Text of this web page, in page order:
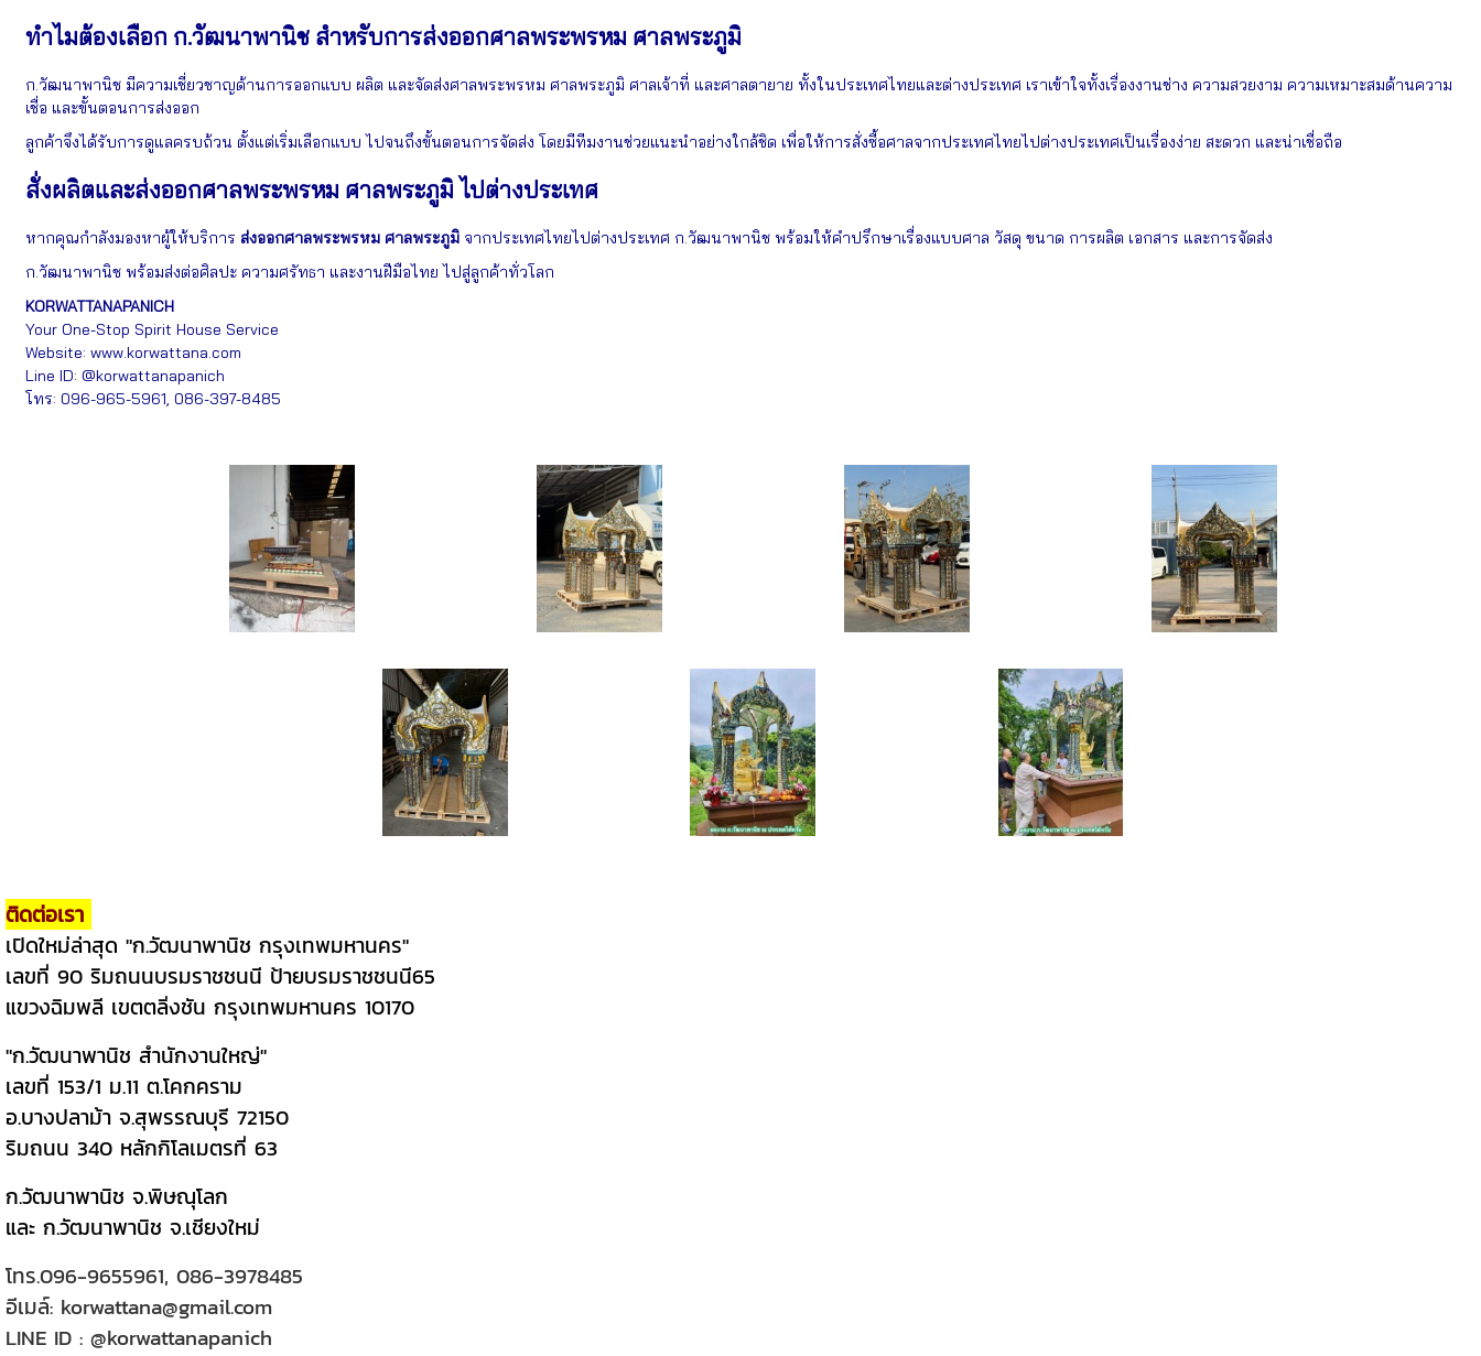
ทำไมต้องเลือก ก.วัฒนาพานิช สำหรับการส่งออกศาลพระพรหม ศาลพระภูมิ
ก.วัฒนาพานิช มีความเชี่ยวชาญด้านการออกแบบ ผลิต และจัดส่งศาลพระพรหม ศาลพระภูมิ ศาลเจ้าที่ และศาลตายาย ทั้งในประเทศไทยและต่างประเทศ เราเข้าใจทั้งเรื่องงานช่าง ความสวยงาม ความเหมาะสมด้านความ
เชื่อ และขั้นตอนการส่งออก
ลูกค้าจึงได้รับการดูแลครบถ้วน ตั้งแต่เริ่มเลือกแบบ ไปจนถึงขั้นตอนการจัดส่ง โดยมีทีมงานช่วยแนะนำอย่างใกล้ชิด เพื่อให้การสั่งซื้อศาลจากประเทศไทยไปต่างประเทศเป็นเรื่องง่าย สะดวก และน่าเชื่อถือ
สั่งผลิตและส่งออกศาลพระพรหม ศาลพระภูมิ ไปต่างประเทศ
หากคุณกำลังมองหาผู้ให้บริการ ส่งออกศาลพระพรหม ศาลพระภูมิ จากประเทศไทยไปต่างประเทศ ก.วัฒนาพานิช พร้อมให้คำปรึกษาเรื่องแบบศาล วัสดุ ขนาด การผลิต เอกสาร และการจัดส่ง
ก.วัฒนาพานิช พร้อมส่งต่อศิลปะ ความศรัทธา และงานฝีมือไทย ไปสู่ลูกค้าทั่วโลก
KORWATTANAPANICH
Your One-Stop Spirit House Service
Website:www.korwattana.com
Line ID: @korwattanapanich
โทร: 096-965-5961, 086-397-8485
ติดต่อเรา
เปิดใหม่ล่าสุด "ก.วัฒนาพานิช กรุงเทพมหานคร"
เลขที่ 90 ริมถนนบรมราชชนนี ป้ายบรมราชชนนี65
แขวงฉิมพลี เขตตลิ่งชัน กรุงเทพมหานคร 10170
"ก.วัฒนาพานิช สำนักงานใหญ่"
เลขที่ 153/1 ม.11 ต.โคกคราม
อ.บางปลาม้า จ.สุพรรณบุรี 72150
ริมถนน 340 หลักกิโลเมตรที่ 63
ก.วัฒนาพานิช จ.พิษณุโลก
และ ก.วัฒนาพานิช จ.เชียงใหม่
โทร.096-9655961, 086-3978485
อีเมล์: korwattana@gmail.com
LINE ID : @korwattanapanich